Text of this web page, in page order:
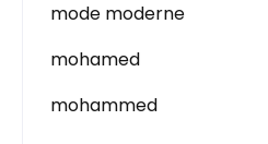
mode moderne
mohamed
mohammed